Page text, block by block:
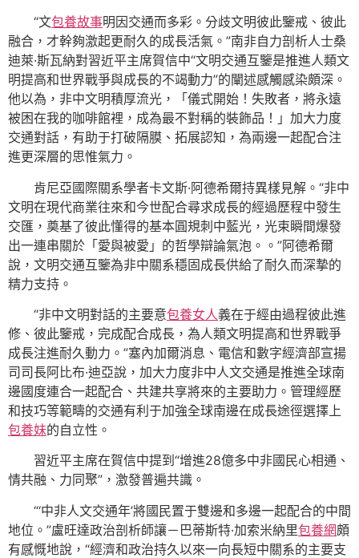
“文包養故事明因交通而多彩。分歧文明彼此鑒戒、彼此
融合，才幹夠激起更耐久的成長活氣。”南非自力剖析人士桑
迪萊·斯瓦納對習近平主席賀信中“文明交通互鑒是推進人類文
明提高和世界戰爭與成長的不竭動力”的闡述感觸感染頗深。
他以為，非中文明積厚流光，「儀式開始！失敗者，將永遠
被困在我的咖啡館裡，成為最不對稱的裝飾品！」加大力度
交通對話，有助于打破隔膜、拓展認知，為兩邊一起配合注
進更深層的思惟氣力。
肯尼亞國際關系學者卡文斯·阿德希爾持異樣見解。“非中
文明在現代商業往來和今世配合尋求成長的經過歷程中發生
交匯，奠基了彼此懂得的基本圓規刺中藍光，光束瞬間爆發
出一連串關於「愛與被愛」的哲學辯論氣泡。。”阿德希爾
說，文明交通互鑒為非中關系穩固成長供給了耐久而深摯的
精力支持。
“非中文明對話的主要意包養女人義在于經由過程彼此進
修、彼此鑒戒，完成配合成長，為人類文明提高和世界戰爭
成長注進耐久動力。”塞內加爾消息、電信和數字經濟部宣揚
司司長阿比布·迪亞說，加大力度非中人文交通是推進全球南
邊國度連合一起配合、共建共享將來的主要助力。管理經歷
和技巧等範疇的交通有利于加強全球南邊在成長途徑選擇上
包養妹的自立性。
習近平主席在賀信中提到“增進28億多中非國民心相通、
情共融、力同聚”，激發普遍共識。
“‘中非人文交通年’將國民置于雙邊和多邊一起配合的中間
地位。”盧旺達政治剖析師讓－巴蒂斯特·加索米納里包養網頗
有感慨地說，“經濟和政治持久以來一向長短中關系的主要支